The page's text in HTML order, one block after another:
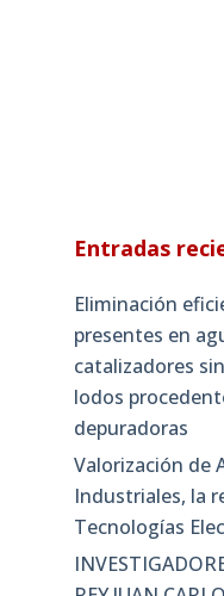
Entradas
Eliminación
presentes en
catalizadores
lodos
depuradoras
Valorización de
Industriales, la
Tecnologías